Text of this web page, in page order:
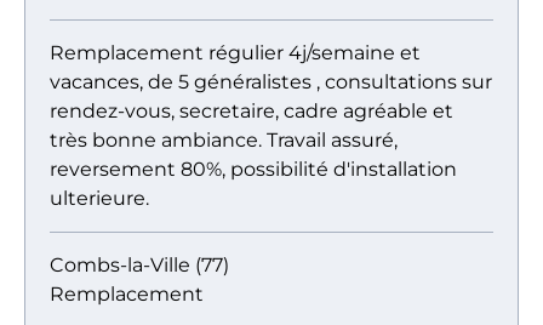
Remplacement régulier 4j/semaine et
vacances, de 5 généralistes , consultations sur
rendez-vous, secretaire, cadre agréable et
très bonne ambiance. Travail assuré,
reversement 80%, possibilité d'installation
ulterieure.
Combs-la-Ville (77)
Remplacement